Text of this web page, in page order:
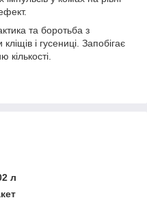
та боротьба з
і гусениці. Запобігає
л